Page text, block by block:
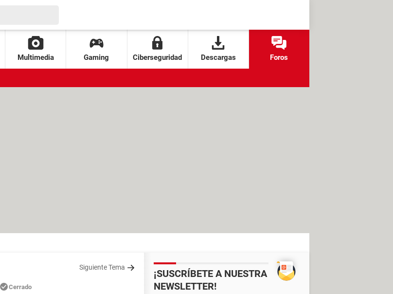
Multimedia Gaming Ciberseguridad Descargas Foros
Siguiente Tema
Cerrado
¡SUSCRÍBETE A NUESTRA
NEWSLETTER!